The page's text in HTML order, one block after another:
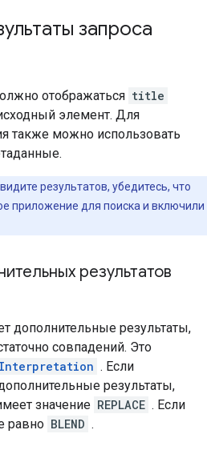
запроса
отображаться title
элемент. Для
также можно использовать
результатов, убедитесь, что
приложение для поиска и включили
результатов
дополнительные результаты,
совпадений. Это
. Если
результаты,
значение REPLACE . Если
равно BLEND .